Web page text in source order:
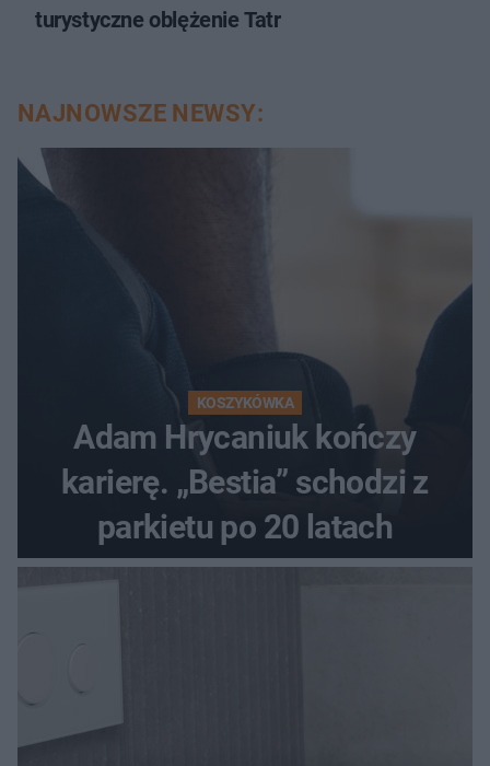
turystyczne oblężenie Tatr
NAJNOWSZE NEWSY:
KOSZYKÓWKA
Adam Hrycaniuk kończy
karierę. „Bestia” schodzi z
parkietu po 20 latach